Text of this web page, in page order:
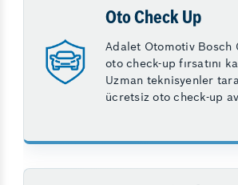
Oto Check Up
Adalet Otomotiv Bosch
oto check-up fırsatını
Uzman teknisyenler
ücretsiz oto check-up